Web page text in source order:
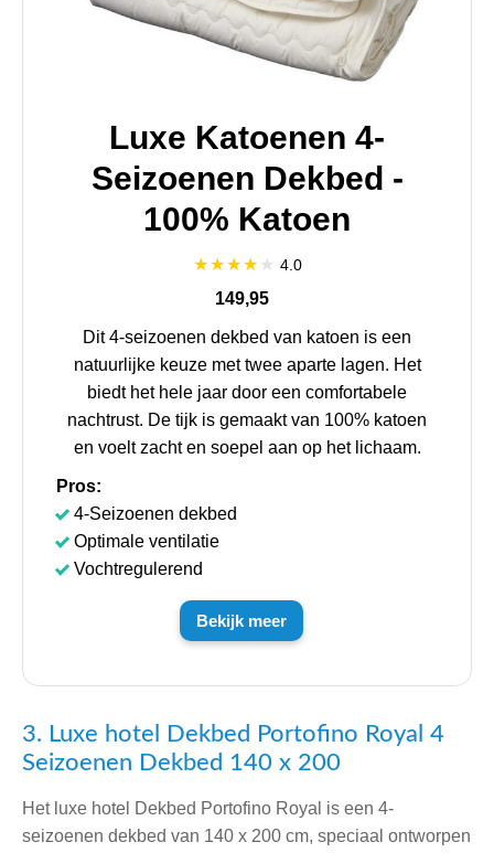
Luxe Katoenen 4-
Seizoenen Dekbed -
100% Katoen
4.0
149,95
Dit 4-seizoenen dekbed van katoen is een
natuurlijke keuze met twee aparte lagen. Het
biedt het hele jaar door een comfortabele
nachtrust. De tijk is gemaakt van 100% katoen
en voelt zacht en soepel aan op het lichaam.
Pros:
4-Seizoenen dekbed
Optimale ventilatie
Vochtregulerend
Bekijk meer
3. Luxe hotel Dekbed Portofino Royal 4
Seizoenen Dekbed 140 x 200
Het luxe hotel Dekbed Portofino Royal is een 4-
seizoenen dekbed van 140 x 200 cm, speciaal ontworpen